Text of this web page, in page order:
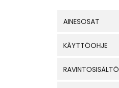
AINESOSAT
KÄYTTÖOHJE
RAVINTOSISÄLTÖ